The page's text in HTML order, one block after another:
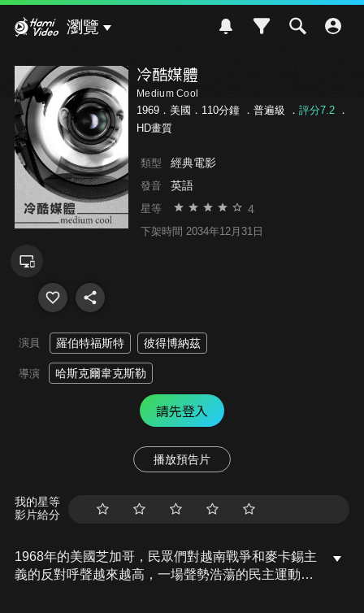
瀏覽
冷酷媒體
Medium Cool
1969．美國．110分鐘 ． 普遍級 ． 評分7.2．
HD畫質
類型 經典電影
發音 英語
星等 4
下架時間 2034年12月31日
演員 羅伯特福斯特 彼得博納茲
導演 哈斯克爾韋克斯勒
請先登入
播放預告片
我的星等
影片給分
1968年的美國芝加哥，民眾們對越南戰爭和麥卡錫主
義的反對呼聲越來越高，一場聲勢浩蕩的民主運動一